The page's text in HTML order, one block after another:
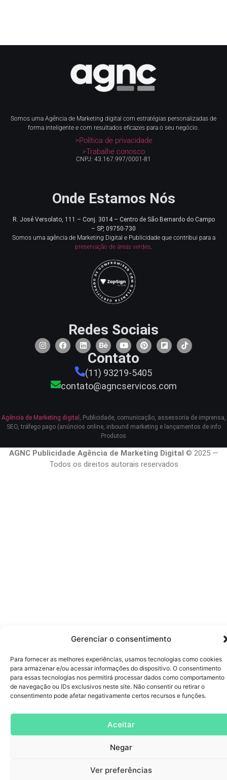
Gerenciar o consentimento
Para fornecer as melhores experiências, usamos tecnologias como cookies
para armazenar e/ou acessar informações do dispositivo. O consentimento
para essas tecnologias nos permitirá processar dados como comportamento
de navegação ou IDs exclusivos neste site. Não consentir ou retirar o
consentimento pode afetar negativamente certos recursos e funções.
Aceitar
Negar
Ver preferências
Somos uma Agência de Marketing digital com estratégias personalizadas de
forma inteligente e com resultados eficazes para o seu negócio.
>Política de privacidade
>Trabalhe conosco
CNPJ: 43.167.997/0001-81
Onde Estamos Nós
R. José Versolato, 111 – Conj. 3014 – Centro de São Bernardo do Campo
– SP, 09750-730
Somos uma agência de Marketing Digital e Publicidade que contribui para a
preservação de áreas verdes.
Redes Sociais
Contato
(11) 93219-5405
contato@agncservicos.com
Agência de Marketing digital
, Publicidade, comunicação, assessoria de imprensa,
SEO, tráfego pago (anúncios online, inbound marketing e lançamentos de info
Produtos
AGNC Publicidade Agência de Marketing Digital © 2025 —
Todos os direitos autorais reservados